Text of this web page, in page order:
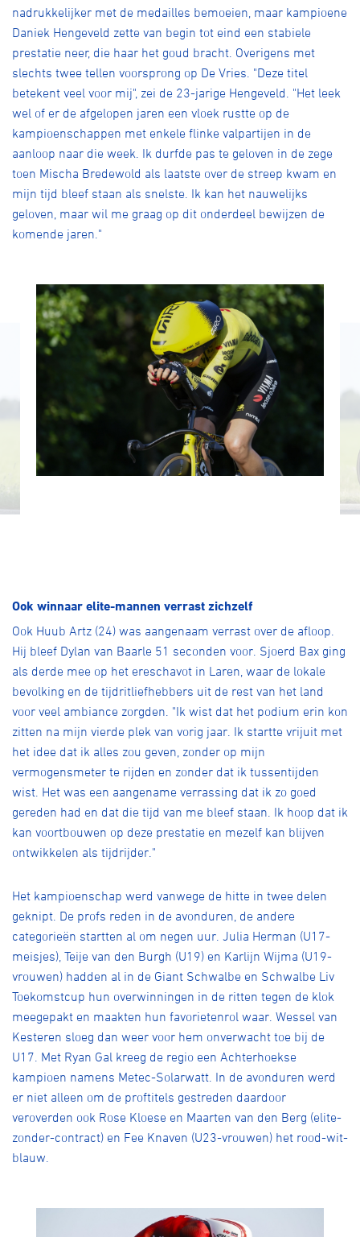
nadrukkelijker met de medailles bemoeien, maar kampioene
Daniek Hengeveld zette van begin tot eind een stabiele
prestatie neer, die haar het goud bracht. Overigens met
slechts twee tellen voorsprong op De Vries. "Deze titel
betekent veel voor mij", zei de 23-jarige Hengeveld. "Het leek
wel of er de afgelopen jaren een vloek rustte op de
kampioenschappen met enkele flinke valpartijen in de
aanloop naar die week. Ik durfde pas te geloven in de zege
toen Mischa Bredewold als laatste over de streep kwam en
mijn tijd bleef staan als snelste. Ik kan het nauwelijks
geloven, maar wil me graag op dit onderdeel bewijzen de
komende jaren."
Ook winnaar elite-mannen verrast zichzelf
Ook Huub Artz (24) was aangenaam verrast over de afloop.
Hij bleef Dylan van Baarle 51 seconden voor. Sjoerd Bax ging
als derde mee op het ereschavot in Laren, waar de lokale
bevolking en de tijdritliefhebbers uit de rest van het land
voor veel ambiance zorgden. "Ik wist dat het podium erin kon
zitten na mijn vierde plek van vorig jaar. Ik startte vrijuit met
het idee dat ik alles zou geven, zonder op mijn
vermogensmeter te rijden en zonder dat ik tussentijden
wist. Het was een aangename verrassing dat ik zo goed
gereden had en dat die tijd van me bleef staan. Ik hoop dat ik
kan voortbouwen op deze prestatie en mezelf kan blijven
ontwikkelen als tijdrijder."
Het kampioenschap werd vanwege de hitte in twee delen
geknipt. De profs reden in de avonduren, de andere
categorieën startten al om negen uur. Julia Herman (U17-
meisjes), Teije van den Burgh (U19) en Karlijn Wijma (U19-
vrouwen) hadden al in de Giant Schwalbe en Schwalbe Liv
Toekomstcup hun overwinningen in de ritten tegen de klok
meegepakt en maakten hun favorietenrol waar. Wessel van
Kesteren sloeg dan weer voor hem onverwacht toe bij de
U17. Met Ryan Gal kreeg de regio een Achterhoekse
kampioen namens Metec-Solarwatt. In de avonduren werd
er niet alleen om de proftitels gestreden daardoor
veroverden ook Rose Kloese en Maarten van den Berg (elite-
zonder-contract) en Fee Knaven (U23-vrouwen) het rood-wit-
blauw.